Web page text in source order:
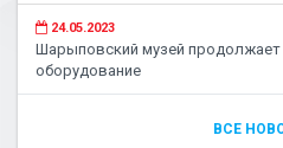
24.05.2023
Шарыповский музей продолжает
оборудование
ВСЕ